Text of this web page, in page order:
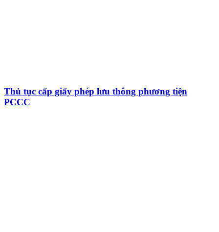
Thủ tục cấp giấy phép lưu thông phương tiện
PCCC